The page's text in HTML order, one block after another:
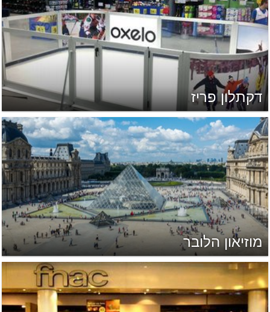
דקתלון פריז
מוזיאון הלובר